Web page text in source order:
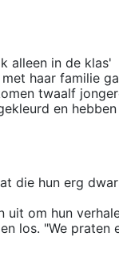
alleen in de klas'
haar familie
twaalf
en hebben
die hun erg
om hun
los. "We praten